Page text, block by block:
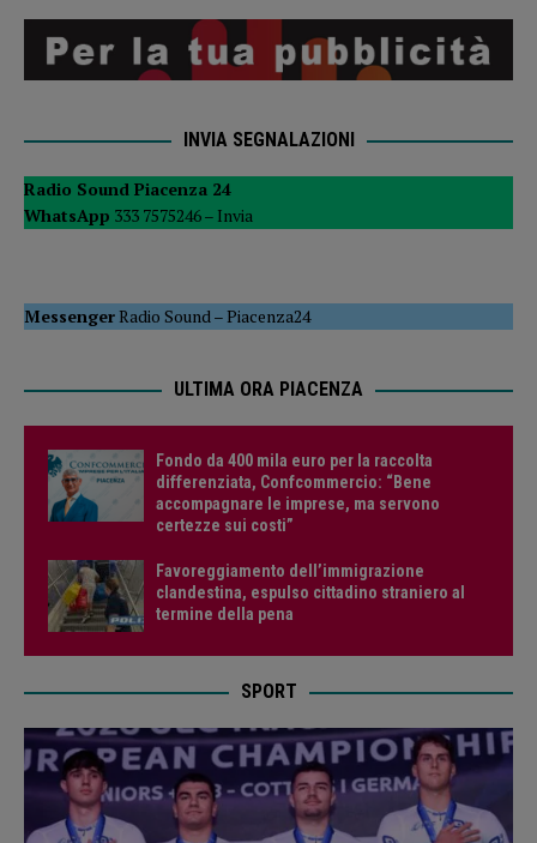
INVIA SEGNALAZIONI
Radio Sound Piacenza 24
WhatsApp 333 7575246 – Invia
MessengerRadio Sound –Piacenza24
ULTIMA ORA PIACENZA
Fondo da 400 mila euro per la raccolta
differenziata, Confcommercio: “Bene
accompagnare le imprese, ma servono
certezze sui costi”
Favoreggiamento dell’immigrazione
clandestina, espulso cittadino straniero al
termine della pena
SPORT